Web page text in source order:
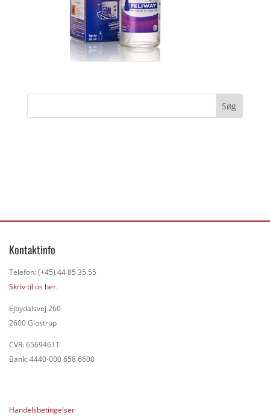
Kontaktinfo
Telefon: (+45) 44 85 35 55
Skriv til os her.
Ejbydalsvej 260
2600 Glostrup
CVR: 65694611
Bank: 4440-000 658 6600
Handelsbetingelser